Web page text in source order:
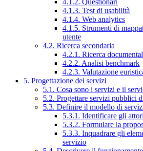
4.1.2. Questionari
4.1.3. Test di usabilità
4.1.4. Web analytics
4.1.5. Strumenti di
utente
4.2. Ricerca secondaria
4.2.1. Ricerca
4.2.2. Analisi benchmark
4.2.3. Valutazione
5. Progettazione dei servizi
5.1. Cosa sono i servizi e il
5.2. Progettare servizi pubblici
5.3. Definire il modello di
5.3.1. Identificare gli
5.3.2. Formulare la
5.3.3. Inquadrare gli
servizio